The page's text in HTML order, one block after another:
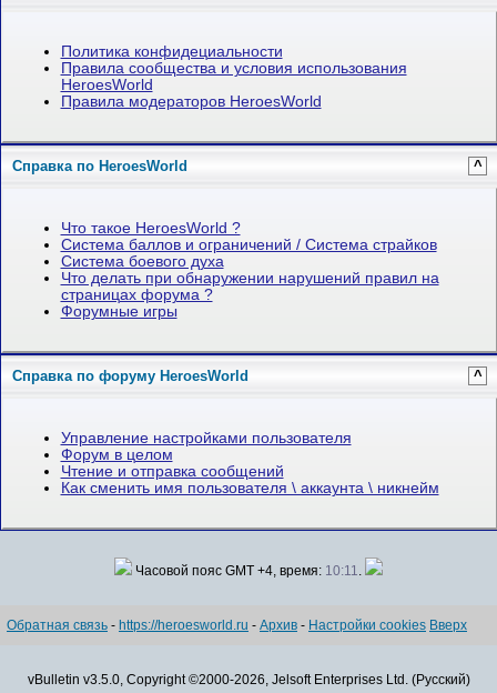
Политика конфидециальности
Правила сообщества и условия использования
HeroesWorld
Правила модераторов HeroesWorld
Справка по HeroesWorld ^
Что такое HeroesWorld ?
Система баллов и ограничений / Система страйков
Система боевого духа
Что делать при обнаружении нарушений правил на
страницах форума ?
Форумные игры
Справка по форуму HeroesWorld ^
Управление настройками пользователя
Форум в целом
Чтение и отправка сообщений
Как сменить имя пользователя \ аккаунта \ никнейм
Часовой пояс GMT +4, время: 10:11.
Обратная связь - https://heroesworld.ru - Архив - Настройки cookies Вверх
vBulletin v3.5.0, Copyright ©2000-2026, Jelsoft Enterprises Ltd. (Русский)